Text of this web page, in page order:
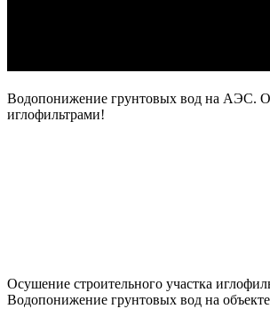
Водопонижение грунтовых вод на АЭС.
иглофильтрами!
Осушение строительного участка
Водопонижение грунтовых вод на